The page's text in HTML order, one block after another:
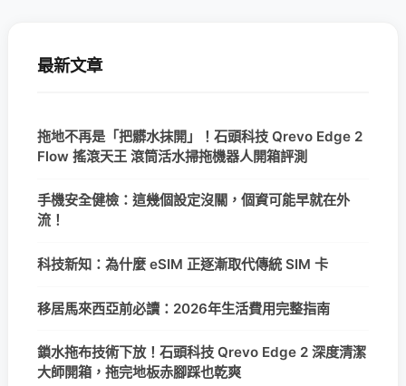
最新文章
拖地不再是「把髒水抹開」！石頭科技 Qrevo Edge 2
Flow 搖滾天王 滾筒活水掃拖機器人開箱評測
手機安全健檢：這幾個設定沒關，個資可能早就在外
流！
科技新知：為什麼 eSIM 正逐漸取代傳統 SIM 卡
移居馬來西亞前必讀：2026年生活費用完整指南
鎖水拖布技術下放！石頭科技 Qrevo Edge 2 深度清潔
大師開箱，拖完地板赤腳踩也乾爽